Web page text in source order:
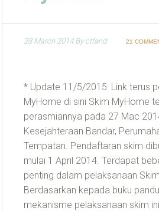
28 March 2014Byctfand 21
* Update 11/5/2015: Link terus
MyHome di sini Skim MyHome
perasmiannya pada 27 Mac
Kesejahteraan Bandar,
Tempatan. Pendaftaran skim
mulai 1 April 2014. Terdapat
penting dalam pelaksanaan
Berdasarkan kepada buku
mekanisme pelaksanaan skim